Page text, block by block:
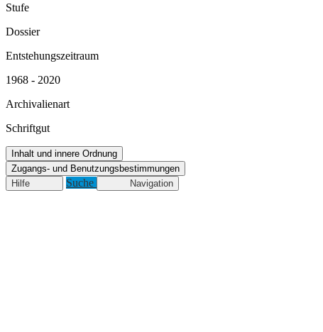
Stufe
Dossier
Entstehungszeitraum
1968 - 2020
Archivalienart
Schriftgut
Inhalt und innere Ordnung
Zugangs- und Benutzungsbestimmungen
Hilfe
Suche Navigation